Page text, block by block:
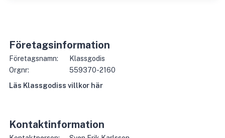
Företagsinformation
Företagsnamn:
Klassgodis
Orgnr:
559370-2160
Läs Klassgodiss villkor här
Kontaktinformation